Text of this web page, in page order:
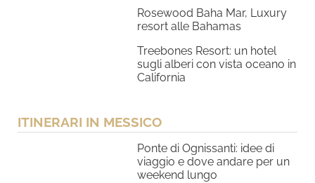
Rosewood Baha Mar, Luxury
resort alle Bahamas
Treebones Resort: un hotel
sugli alberi con vista oceano in
California
ITINERARI IN MESSICO
Ponte di Ognissanti: idee di
viaggio e dove andare per un
weekend lungo